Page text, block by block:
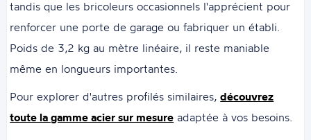
tandis que les bricoleurs occasionnels l'apprécient pour
renforcer une porte de garage ou fabriquer un établi.
Poids de 3,2 kg au mètre linéaire, il reste maniable
même en longueurs importantes.
Pour explorer d'autres profilés similaires,découvrez
toute la gamme acier sur mesure adaptée à vos besoins.